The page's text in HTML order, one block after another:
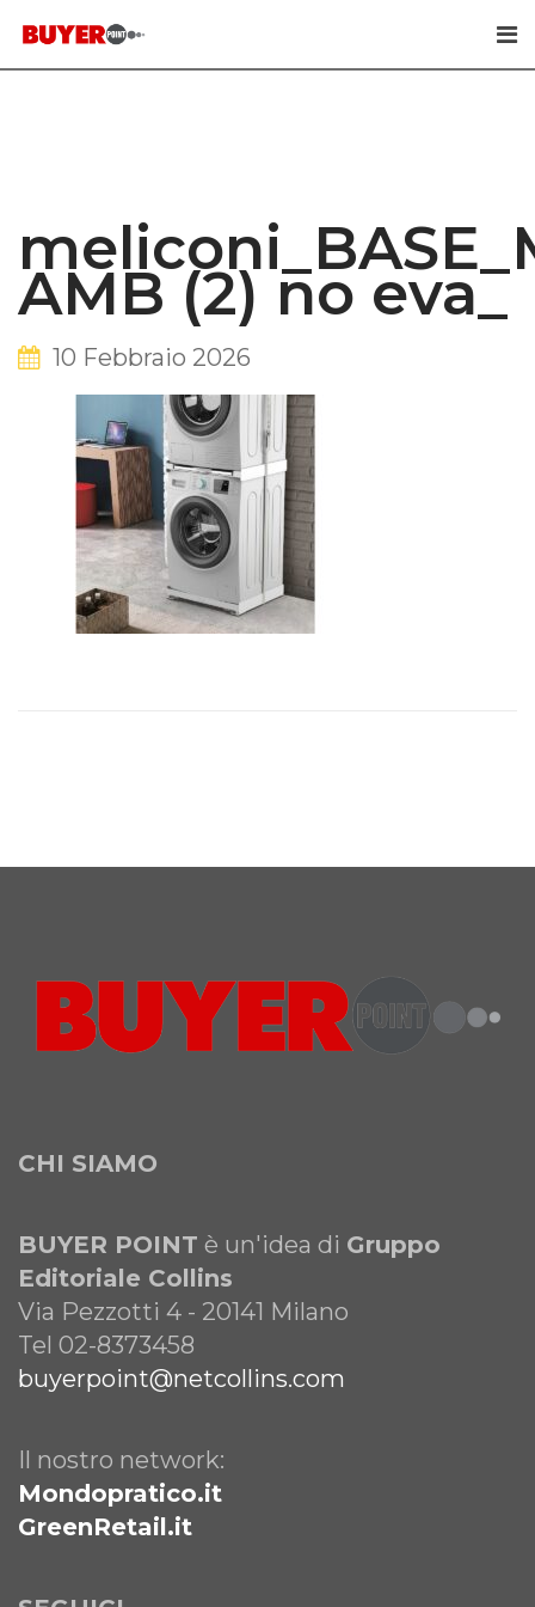
to
AMB (2) no eva_
10 Febbraio 2026
CHI SIAMO
BUYER POINT è un'idea di Gruppo
Editoriale Collins
Via Pezzotti 4 - 20141 Milano
Tel 02-8373458
buyerpoint@netcollins.com
Il nostro network:
Mondopratico.it
GreenRetail.it